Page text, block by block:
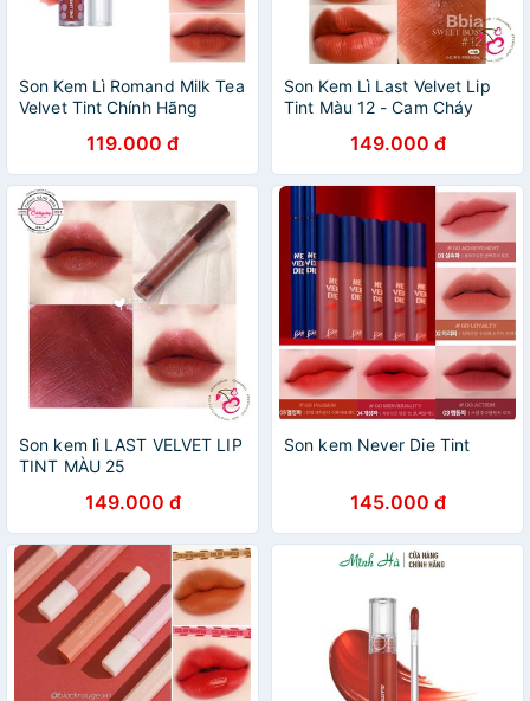
Son Kem Lì Romand Milk Tea
Velvet Tint Chính Hãng
119.000 đ
Son Kem Lì Last Velvet Lip
Tint Màu 12 - Cam Cháy
149.000 đ
Son kem lì LAST VELVET LIP
TINT MÀU 25
149.000 đ
Son kem Never Die Tint
145.000 đ